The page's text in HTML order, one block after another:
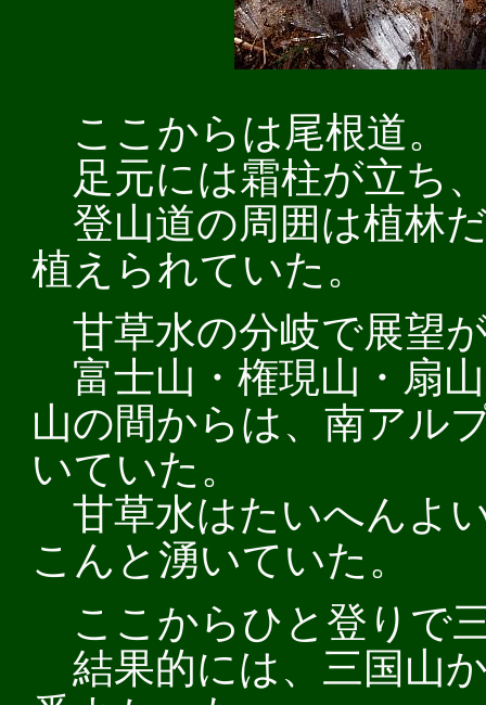
ここからは尾根道。
足元には霜柱が立ち
登山道の周囲は植林
植えられていた。
甘草水の分岐で展望
富士山・権現山・扇
山の間からは、南アル
いていた。
甘草水はたいへんよ
こんと湧いていた。
ここからひと登りで
結果的には、三国山